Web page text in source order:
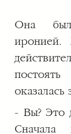
Она
- Вы? Это